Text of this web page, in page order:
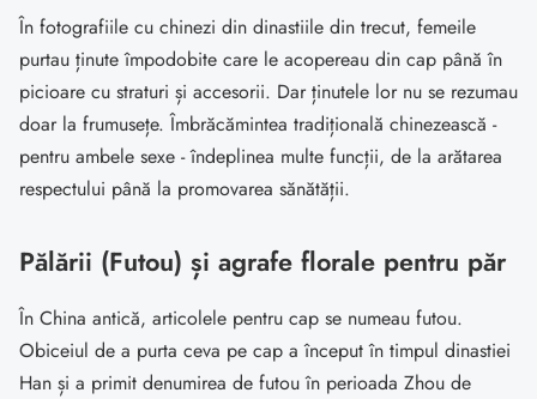
În fotografiile cu chinezi din dinastiile din trecut, femeile
purtau ținute împodobite care le acopereau din cap până în
picioare cu straturi și accesorii. Dar ținutele lor nu se rezumau
doar la frumusețe. Îmbrăcămintea tradițională chinezească -
pentru ambele sexe - îndeplinea multe funcții, de la arătarea
respectului până la promovarea sănătății.
Pălării (Futou) și agrafe florale pentru păr
În China antică, articolele pentru cap se numeau futou.
Obiceiul de a purta ceva pe cap a început în timpul dinastiei
Han și a primit denumirea de futou în perioada Zhou de